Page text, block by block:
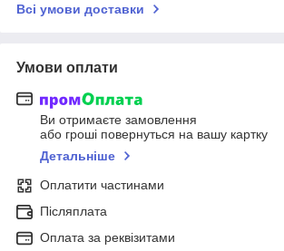
Всі умови доставки
Умови оплати
Ви отримаєте замовлення
або гроші повернуться на вашу картку
Детальніше
Оплатити частинами
Післяплата
Оплата за реквізитами